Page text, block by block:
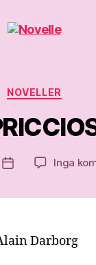
Kategorier
NOVELLER
Inläggsdatum
Inga
Darborg